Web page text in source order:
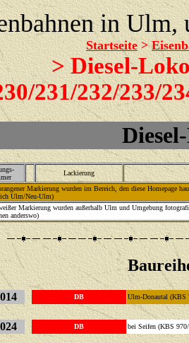
in
Startseite >
> Diesel-
231/232/233/
Lackierung
Markierung wurden im Bereich, den diese Homepage
Ulm/Neu-Ulm)
Markierung wurden außerhalb Ulm und Umgebung
anderswo)
014 DB Ulm-Donautal (KBS
024 DB bei Seifen (KBS